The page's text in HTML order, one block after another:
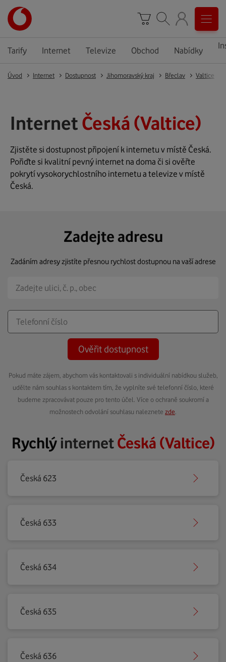
Tarify Internet Televize Obchod Nabídky
Úvod Internet Dostupnost Jihomoravský kraj Břeclav Valtice
Internet Česká (Valtice)
Zjistěte si dostupnost připojení k internetu v místě Česká.
Pořiďte si kvalitní pevný internet na doma či si ověřte
pokrytí vysokorychlostního internetu a televize v místě
Česká.
Zadejte adresu
Zadáním adresy zjistíte přesnou rychlost dostupnou na vaší adrese
Ověřit dostupnost
Pokud máte zájem, abychom vás kontaktovali s individuální nabídkou služeb,
udělte nám souhlas s kontaktem tím, že vyplníte své telefonní číslo, které
budeme zpracovávat pouze pro tento účel. Více o ochraně soukromí a
možnostech odvolání souhlasu naleznete zde
RychlýinternetČeská (Valtice)
Česká 623
Česká 633
Česká 634
Česká 635
Česká 636